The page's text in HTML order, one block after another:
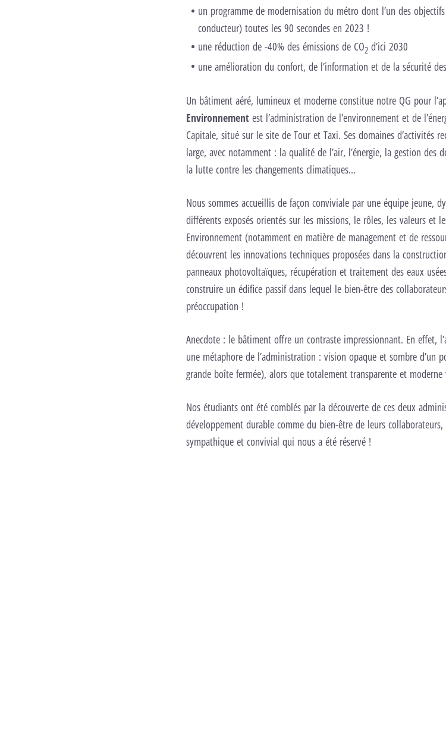
un programme de modernisation du métro dont l’un des
conducteur) toutes les 90 secondes en 2023 !
une réduction de -40% des émissions de CO2d’ici 2030
une amélioration du confort, de l’information et de la sécurité
Un bâtiment aéré, lumineux et moderne constitue notre QG pour
Environnementest l’administration de l’environnement et de
Capitale, situé sur le site de Tour et Taxi. Ses domaines d’activités
large, avec notamment : la qualité de l’air, l’énergie, la gestion des
la lutte contre les changements climatiques…
Nous sommes accueillis de façon conviviale par une équipe jeune,
différents exposés orientés sur les missions, le rôles, les valeurs et
Environnement (notamment en matière de management et de
découvrent les innovations techniques proposées dans la
panneaux photovoltaïques, récupération et traitement des eaux
construire un édifice passif dans lequel le bien-être des
préoccupation !
Anecdote : le bâtiment offre un contraste impressionnant. En effet,
une métaphore de l’administration : vision opaque et sombre d’un
grande boîte fermée), alors que totalement transparente et moderne
Nos étudiants ont été comblés par la découverte de ces deux
développement durable comme du bien-être de leurs collaborateurs,
sympathique et convivial qui nous a été réservé !